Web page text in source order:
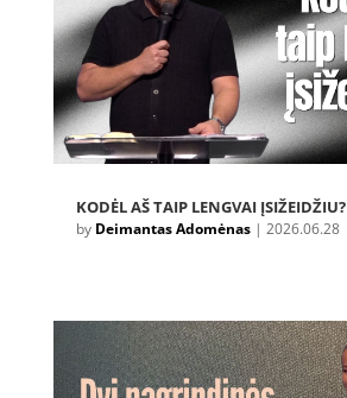
KODĖL AŠ TAIP LENGVAI ĮSIŽEIDŽIU?
by Deimantas Adomėnas| 2026.06.28